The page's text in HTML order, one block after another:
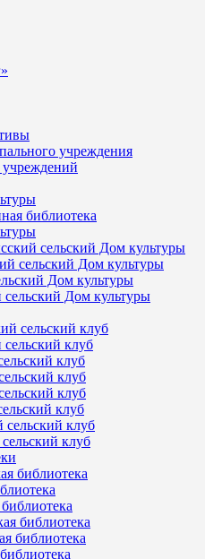
учреждения
учреждений
библиотека
сельский Дом культуры
сельский Дом культуры
Дом культуры
Дом культуры
сельский клуб
клуб
клуб
клуб
клуб
клуб
сельский клуб
клуб
библиотека
библиотека
библиотека